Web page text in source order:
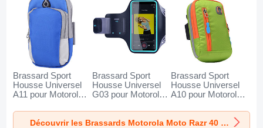
Brassard Sport
Housse Universel
A11 pour Motorola
5G Bleu
Brassard Sport
Housse Universel
G03 pour Motorola
5G Noir
Brassard Sport
Housse Universel
A10 pour Motorola
5G Vert
Découvrir les Brassards Motorola Moto Razr 40 Ultra 5G